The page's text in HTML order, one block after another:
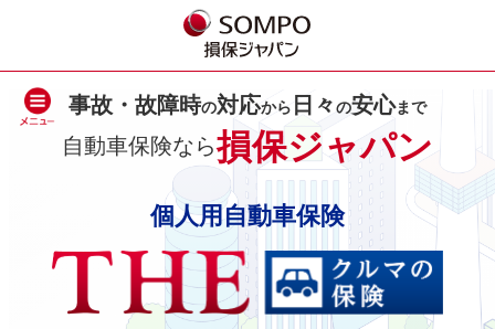
事故・故障時の対応から 日々の安心まで
自動車保険なら損保ジャパン
個人用自動車保険